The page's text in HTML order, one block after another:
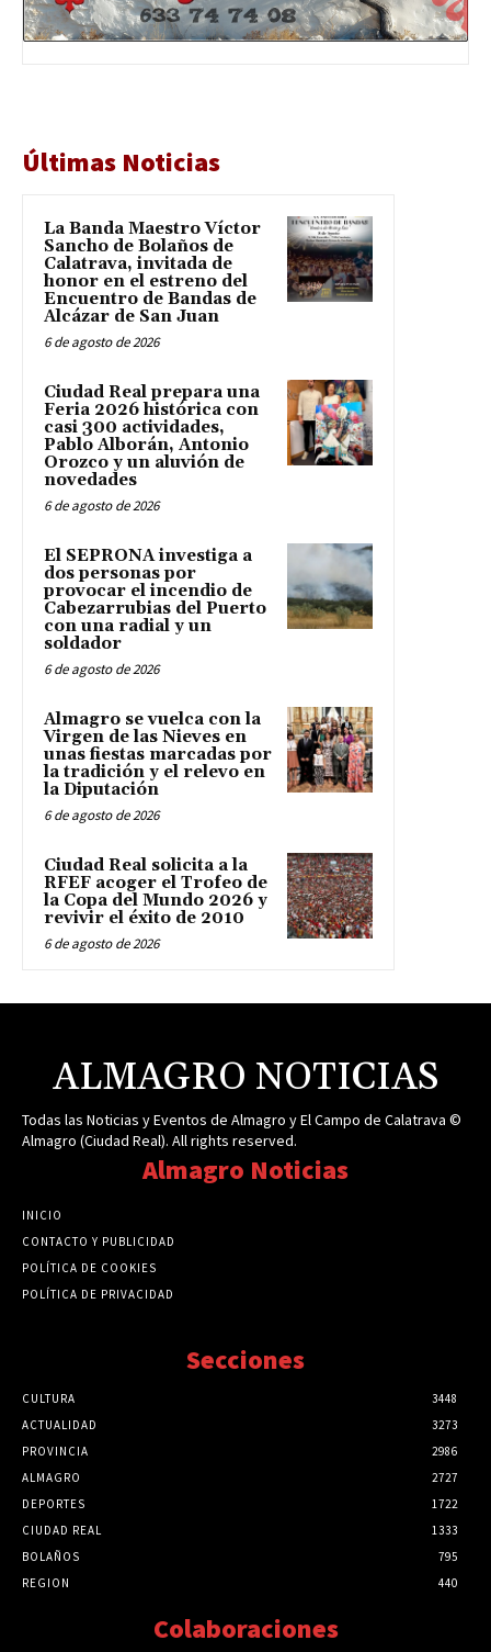
Últimas Noticias
La Banda Maestro Víctor
Sancho de Bolaños de
Calatrava, invitada de
honor en el estreno del
Encuentro de Bandas de
Alcázar de San Juan
6 de agosto de 2026
Ciudad Real prepara una
Feria 2026 histórica con
casi 300 actividades,
Pablo Alborán, Antonio
Orozco y un aluvión de
novedades
6 de agosto de 2026
El SEPRONA investiga a
dos personas por
provocar el incendio de
Cabezarrubias del Puerto
con una radial y un
soldador
6 de agosto de 2026
Almagro se vuelca con la
Virgen de las Nieves en
unas fiestas marcadas por
la tradición y el relevo en
la Diputación
6 de agosto de 2026
Ciudad Real solicita a la
RFEF acoger el Trofeo de
la Copa del Mundo 2026 y
revivir el éxito de 2010
6 de agosto de 2026
ALMAGRO NOTICIAS
Todas las Noticias y Eventos de Almagro y El Campo de Calatrava ©
Almagro (Ciudad Real). All rights reserved.
Almagro Noticias
INICIO
CONTACTO Y PUBLICIDAD
POLÍTICA DE COOKIES
POLÍTICA DE PRIVACIDAD
Secciones
CULTURA
3448
ACTUALIDAD
3273
PROVINCIA
2986
ALMAGRO
2727
DEPORTES
1722
CIUDAD REAL
1333
BOLAÑOS
795
REGION
440
Colaboraciones